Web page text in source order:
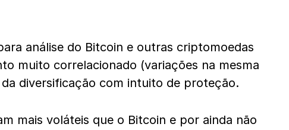
análise do Bitcoin e outras criptomoedas
muito correlacionado (variações na mesma
diversificação com intuito de proteção.
mais voláteis que o Bitcoin e por ainda não